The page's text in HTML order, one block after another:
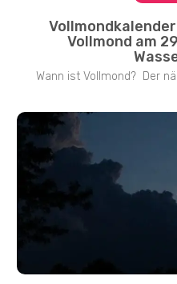
Vollmond am
Wann ist Vollmond? Der